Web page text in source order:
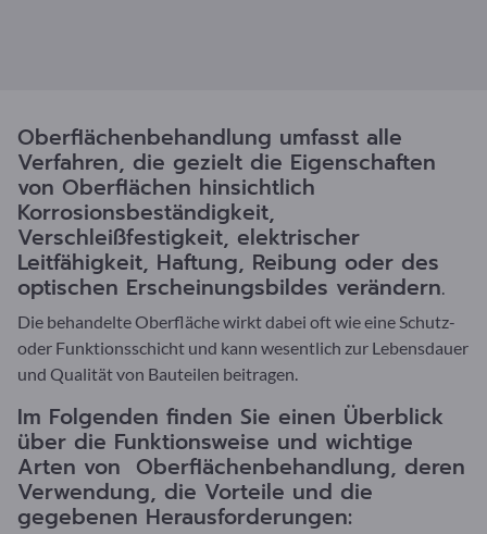
Oberflächenbehandlung umfasst alle
Verfahren, die gezielt die Eigenschaften
von Oberflächen hinsichtlich
Korrosionsbeständigkeit,
Verschleißfestigkeit, elektrischer
Leitfähigkeit, Haftung, Reibung oder des
optischen Erscheinungsbildes verändern.
Die behandelte Oberfläche wirkt dabei oft wie eine Schutz-
oder Funktionsschicht und kann wesentlich zur Lebensdauer
und Qualität von Bauteilen beitragen.
Im Folgenden finden Sie einen Überblick
über die Funktionsweise und wichtige
Arten von Oberflächenbehandlung, deren
Verwendung, die Vorteile und die
gegebenen Herausforderungen: